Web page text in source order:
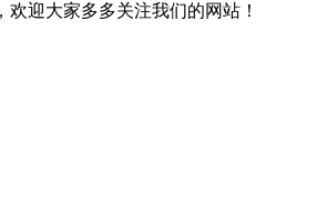
迎大家多多关注我们的网站！